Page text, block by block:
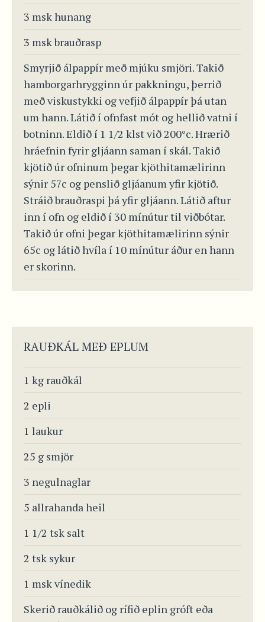
3 msk hunang
3 msk brauðrasp
Smyrjið álpappír með mjúku smjöri. Takið
hamborgarhrygginn úr pakkningu, þerrið
með viskustykki og vefjið álpappír þá utan
um hann. Látið í ofnfast mót og hellið vatni í
botninn. Eldið í 1 1/2 klst við 200°c. Hrærið
hráefnin fyrir gljáann saman í skál. Takið
kjötið úr ofninum þegar kjöthitamælirinn
sýnir 57c og penslið gljáanum yfir kjötið.
Stráið brauðraspi þá yfir gljáann. Látið aftur
inn í ofn og eldið í 30 mínútur til viðbótar.
Takið úr ofni þegar kjöthitamælirinn sýnir
65c og látið hvíla í 10 mínútur áður en hann
er skorinn.
RAUÐKÁL MEÐ EPLUM
1 kg rauðkál
2 epli
1 laukur
25 g smjör
3 negulnaglar
5 allrahanda heil
1 1/2 tsk salt
2 tsk sykur
1 msk vínedik
Skerið rauðkálið og rífið eplin gróft eða